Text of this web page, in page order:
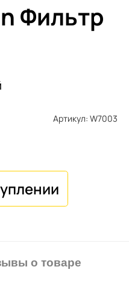
Фильтр
Артикул: W7003
о товаре